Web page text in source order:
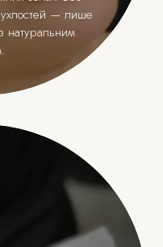
— лише
натуральним